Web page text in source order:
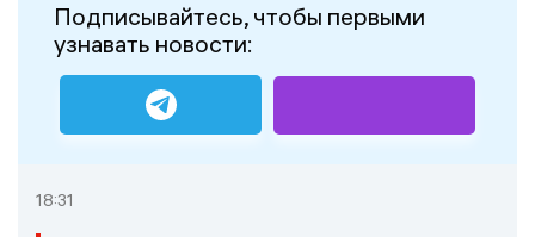
Подписывайтесь, чтобы первыми
узнавать новости:
18:31